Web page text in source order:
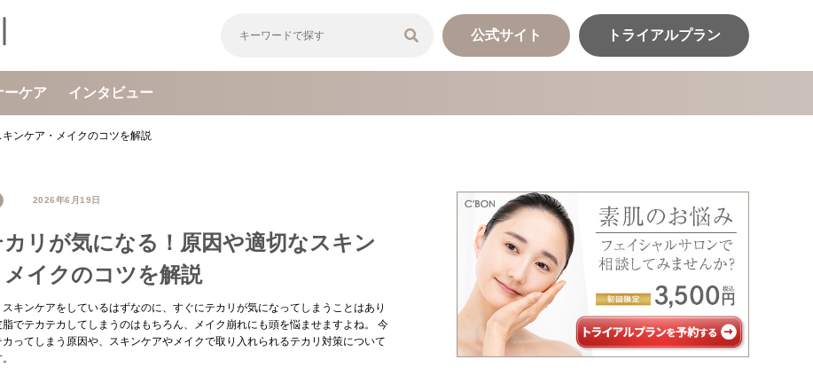
公式サイト トライアルプラン
ーケア インタビュー
ンケア・メイクのコツを解説
2026年6月19日
リが気になる！原因や適切なスキン
イクのコツを解説
キンケアをしているはずなのに、すぐにテカリが気になってしまうことはあり
脂でテカテカしてしまうのはもちろん、メイク崩れにも頭を悩ませますよね。 今
カってしまう原因や、スキンケアやメイクで取り入れられるテカリ対策について